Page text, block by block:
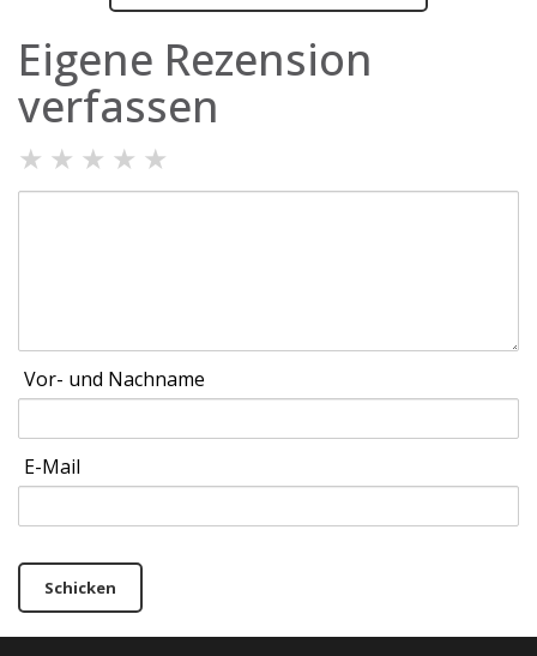
Eigene Rezension
verfassen
★ ★ ★ ★ ★
Vor- und Nachname
E-Mail
Schicken